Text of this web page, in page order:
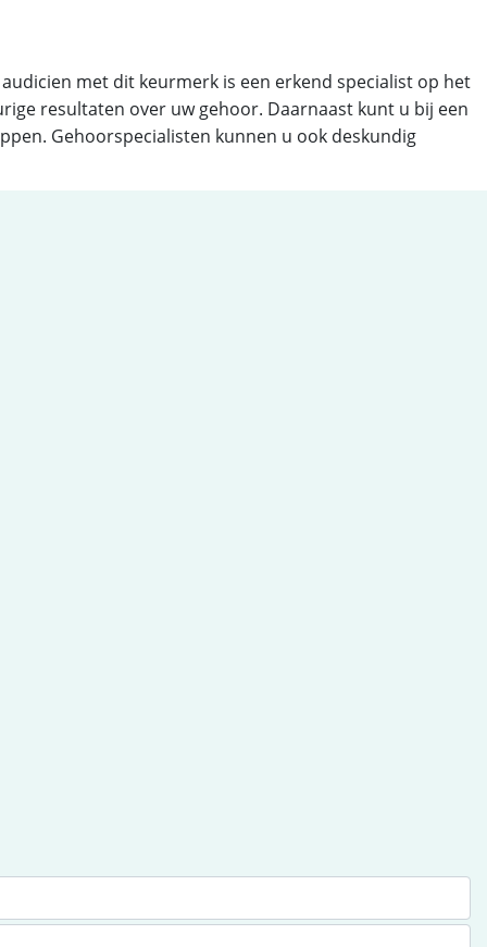
met dit keurmerk is een erkend specialist op het
resultaten over uw gehoor. Daarnaast kunt u bij een
Gehoorspecialisten kunnen u ook deskundig